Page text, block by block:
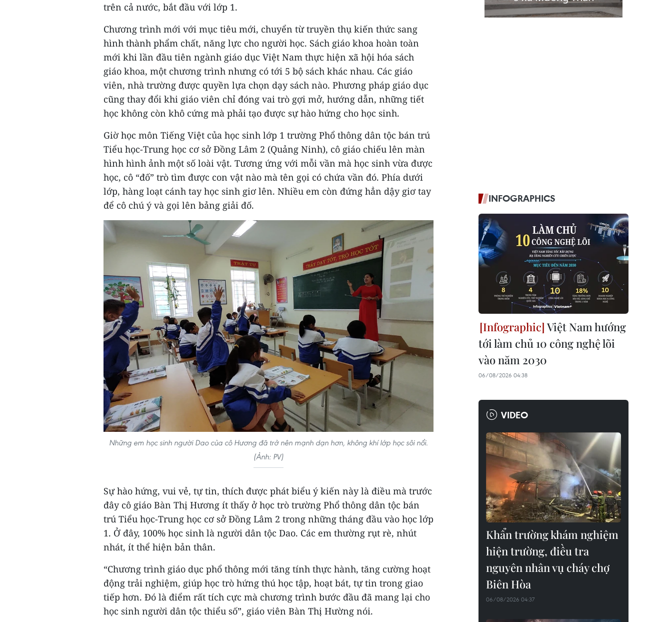
trên cả nước, bắt đầu với lớp 1.
Chương trình mới với mục tiêu mới, chuyển từ truyền thụ kiến thức sang
hình thành phẩm chất, năng lực cho người học. Sách giáo khoa hoàn toàn
mới khi lần đầu tiên ngành giáo dục Việt Nam thực hiện xã hội hóa sách
giáo khoa, một chương trình nhưng có tới 5 bộ sách khác nhau. Các giáo
viên, nhà trường được quyền lựa chọn dạy sách nào. Phương pháp giáo dục
cũng thay đổi khi giáo viên chỉ đóng vai trò gợi mở, hướng dẫn, những tiết
học không còn khô cứng mà phải tạo được sự hào hứng cho học sinh.
Giờ học môn Tiếng Việt của học sinh lớp 1 trường Phổ thông dân tộc bán trú
Tiểu học-Trung học cơ sở Đồng Lâm 2 (Quảng Ninh), cô giáo chiếu lên màn
hình hình ảnh một số loài vật. Tương ứng với mỗi vần mà học sinh vừa được
học, cô “đố” trò tìm được con vật nào mà tên gọi có chứa vần đó. Phía dưới
lớp, hàng loạt cánh tay học sinh giơ lên. Nhiều em còn đứng hẳn dậy giơ tay
để cô chú ý và gọi lên bảng giải đố.
Những em học sinh người Dao của cô Hương đã trở nên mạnh dạn hơn, không khí lớp học sôi nổi.
(Ảnh: PV)
Sự hào hứng, vui vẻ, tự tin, thích được phát biểu ý kiến này là điều mà trước
đây cô giáo Bàn Thị Hương ít thấy ở học trò trường Phổ thông dân tộc bán
trú Tiểu học-Trung học cơ sở Đồng Lâm 2 trong những tháng đầu vào học lớp
1. Ở đây, 100% học sinh là người dân tộc Dao. Các em thường rụt rè, nhút
nhát, ít thể hiện bản thân.
“Chương trình giáo dục phổ thông mới tăng tính thực hành, tăng cường hoạt
động trải nghiệm, giúp học trò hứng thú học tập, hoạt bát, tự tin trong giao
tiếp hơn. Đó là điểm rất tích cực mà chương trình bước đầu đã mang lại cho
học sinh người dân tộc thiểu số”, giáo viên Bàn Thị Hường nói.
INFOGRAPHICS
Việt Nam hướng
tới làm chủ 10 công nghệ lõi
vào năm 2030
06/08/2026 04:38
VIDEO
Khẩn trường khám nghiệm
hiện trường, điều tra
nguyên nhân vụ cháy chợ
Biên Hòa
06/08/2026 04:37